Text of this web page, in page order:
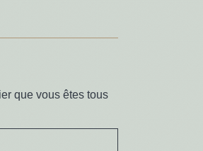
que vous êtes tous